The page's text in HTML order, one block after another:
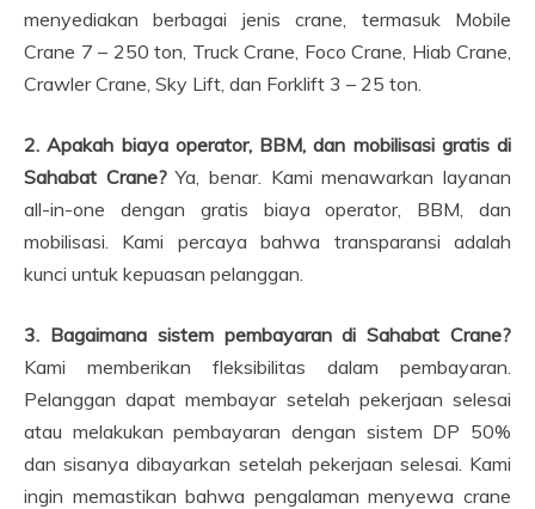
menyediakan berbagai jenis crane, termasuk Mobile
Crane 7 – 250 ton, Truck Crane, Foco Crane, Hiab Crane,
Crawler Crane, Sky Lift, dan Forklift 3 – 25 ton.
2. Apakah biaya operator, BBM, dan mobilisasi gratis di
Sahabat Crane?Ya, benar. Kami menawarkan layanan
all-in-one dengan gratis biaya operator, BBM, dan
mobilisasi. Kami percaya bahwa transparansi adalah
kunci untuk kepuasan pelanggan.
3. Bagaimana sistem pembayaran di Sahabat Crane?
Kami memberikan fleksibilitas dalam pembayaran.
Pelanggan dapat membayar setelah pekerjaan selesai
atau melakukan pembayaran dengan sistem DP 50%
dan sisanya dibayarkan setelah pekerjaan selesai. Kami
ingin memastikan bahwa pengalaman menyewa crane